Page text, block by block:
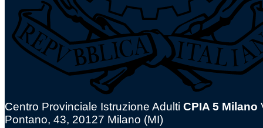
Centro Provinciale Istruzione Adulti CPIA 5 Milano
Pontano, 43, 20127 Milano (MI)